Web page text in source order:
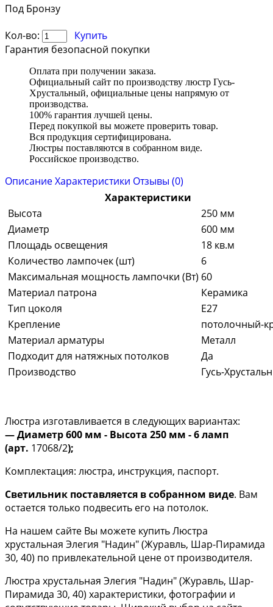
Под Бронзу
Кол-во:
Купить
Гарантия безопасной покупки
Оплата при получении заказа.
Официальный сайт по производству люстр Гусь-
Хрустальный, официальные цены напрямую от
производства.
100% гарантия лучшей цены.
Перед покупкой вы можете проверить товар.
Вся продукция сертифицирована.
Люстры поставляются в собранном виде.
Российское производство.
ОписаниеХарактеристики Отзывы (0)
Характеристики
Высота
250 мм
Диаметр
600 мм
Площадь освещения
18 кв.м
Количество лампочек (шт)
6
Максимальная мощность лампочки (Вт) 60
Материал патрона
Керамика
Тип цоколя
E27
Крепление
потолочный-
Материал арматуры
Металл
Подходит для натяжных потолков
Да
Производство
Гусь-
Люстра изготавливается в следующих вариантах:
— Диаметр 600 мм - Высота 250 мм - 6 ламп
(арт. 17068/2);
Комплектация: люстра, инструкция, паспорт.
Светильник поставляется в собранном виде. Вам
остается только подвесить его на потолок.
На нашем сайте Вы можете купить Люстра
хрустальная Элегия "Надин" (Журавль, Шар-Пирамида
30, 40) по привлекательной цене от производителя.
Люстра хрустальная Элегия "Надин" (Журавль, Шар-
Пирамида 30, 40) характеристики, фотографии и